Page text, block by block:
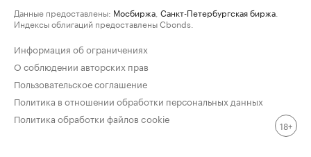
Данные предоставлены: Мосбиржа Санкт-Петербургская биржа
Индексы облигаций предоставлены Cbonds.
Информация об ограничениях
О соблюдении авторских прав
Пользовательское соглашение
Политика в отношении обработки персональных данных
Политика обработки файлов cookie
18+